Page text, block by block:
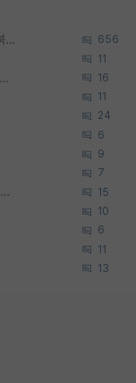
[무료] 2026 미국 대학원 유학 스타터팩 - 가이드북 & 합격자 컨택메일 템플릿 656
11
우리나라도 학구 열풍보면 Higher Doctorate 학위가 필요하다고 봅니다. 16
11
24
6
9
7
랩실 대학원생들 모두 능력 미달인건 지도교수의 영향 아닌가? 15
10
6
11
13